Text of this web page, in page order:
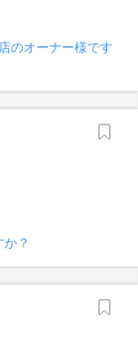
のオーナー様です
？